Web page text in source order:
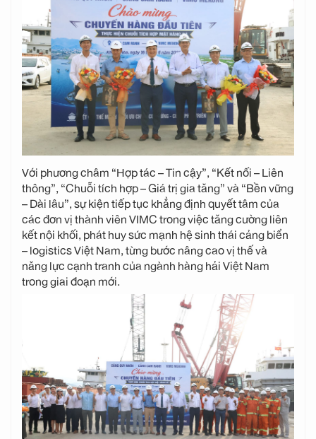
Với phương châm “Hợp tác – Tin cậy”, “Kết nối – Liên
thông”, “Chuỗi tích hợp – Giá trị gia tăng” và “Bền vững
– Dài lâu”, sự kiện tiếp tục khẳng định quyết tâm của
các đơn vị thành viên VIMC trong việc tăng cường liên
kết nội khối, phát huy sức mạnh hệ sinh thái cảng biển
– logistics Việt Nam, từng bước nâng cao vị thế và
năng lực cạnh tranh của ngành hàng hải Việt Nam
trong giai đoạn mới.